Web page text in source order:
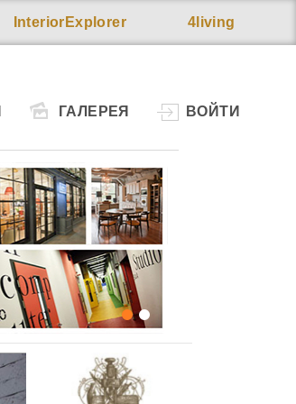
4living
InteriorExplorer
ГАЛЕРЕЯ ВОЙТИ